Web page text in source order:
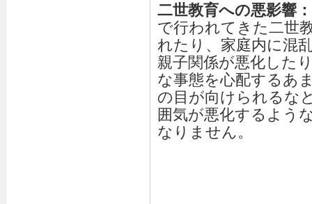
二世教育への悪影響：
で行われてきた二世
れたり、家庭内に混
親子関係が悪化した
な事態を心配するあ
の目が向けられるな
囲気が悪化するよう
なりません。